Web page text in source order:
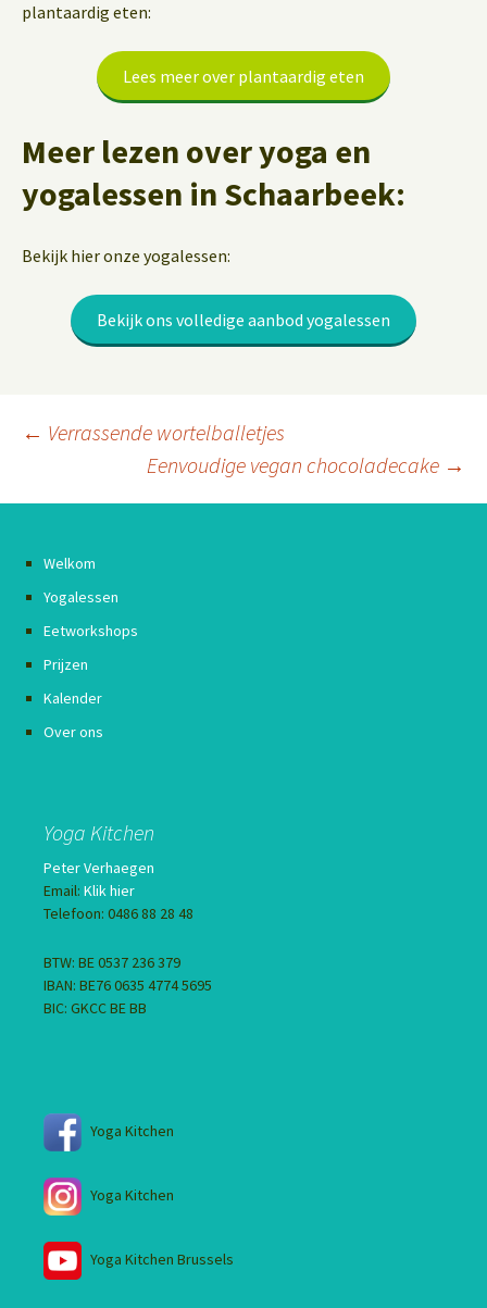
plantaardig eten:
Lees meer over plantaardig eten
Meer lezen over yoga en
yogalessen in Schaarbeek:
Bekijk hier onze yogalessen:
Bekijk ons volledige aanbod yogalessen
Berichtnavigatie
← Verrassende wortelballetjes
Eenvoudige vegan chocoladecake →
Welkom
Yogalessen
Eetworkshops
Prijzen
Kalender
Over ons
Yoga Kitchen
Peter Verhaegen
Email: Klik hier
Telefoon: 0486 88 28 48
BTW: BE 0537 236 379
IBAN: BE76 0635 4774 5695
BIC: GKCC BE BB
Yoga Kitchen
Yoga Kitchen
Yoga Kitchen Brussels